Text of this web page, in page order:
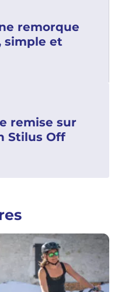
remorque
simple et
remise sur
Stilus Off